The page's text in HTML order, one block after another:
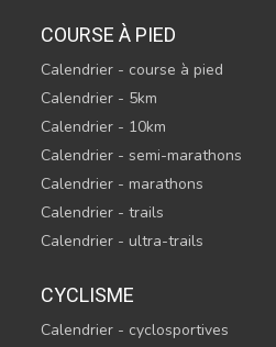
COURSE À PIED
Calendrier - course à pied
Calendrier - 5km
Calendrier - 10km
Calendrier - semi-marathons
Calendrier - marathons
Calendrier - trails
Calendrier - ultra-trails
CYCLISME
Calendrier - cyclosportives